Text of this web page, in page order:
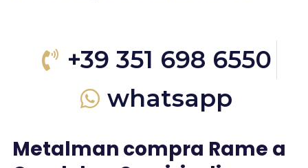
+39 351 698 6550
whatsapp
Metalman compra Rame a